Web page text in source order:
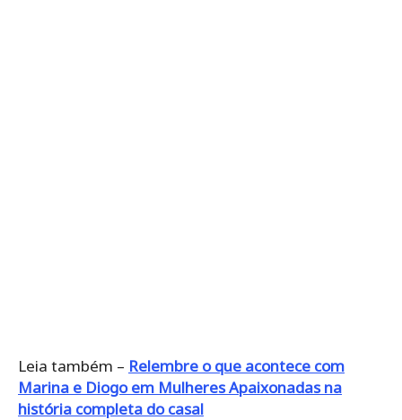
Leia também – Relembre o que acontece com
Marina e Diogo em Mulheres Apaixonadas na
história completa do casal